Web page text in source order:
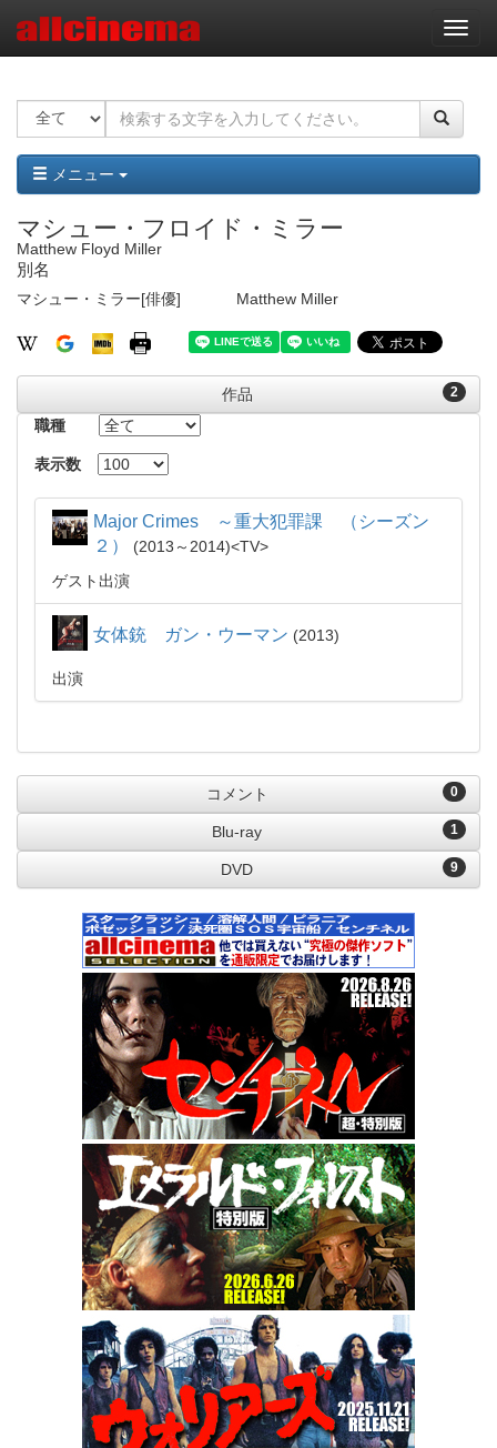
ナ
ビ
ー
ョ
ン
メニュー
マシュー・フロイド・ミラー
Matthew Floyd Miller
別名
マシュー・ミラー[俳優] Matthew Miller
2
作品
職種
表示数
Major Crimes ～重大犯罪課 （シーズン
２）
2013～2014
TV
ゲスト出演
女体銃 ガン・ウーマン 2013
出演
0
コメント
1
Blu-ray
9
DVD